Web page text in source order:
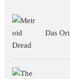
Das